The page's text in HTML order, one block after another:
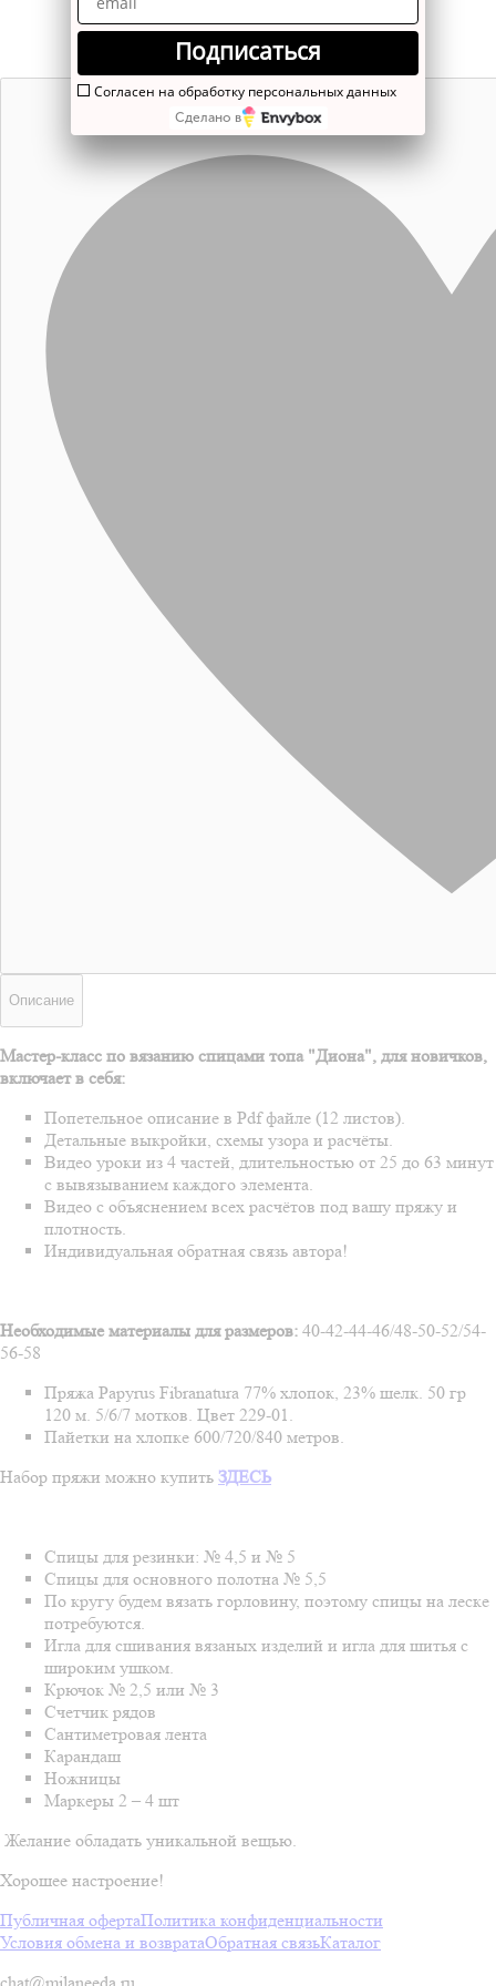
Описание
Мастер-класс по вязанию спицами топа "Диона", для новичков,
включает в себя:
Попетельное описание в Pdf файле (12 листов).
Детальные выкройки, схемы узора и расчёты.
Видео уроки из 4 частей, длительностью от 25 до 63 минут
с вывязыванием каждого элемента.
Видео с объяснением всех расчётов под вашу пряжу и
плотность.
Индивидуальная обратная связь автора!
Необходимые материалы для размеров: 40-42-44-46/48-50-52/54-
56-58
Пряжа Papyrus Fibranatura 77% хлопок, 23% шелк. 50 гр
120 м. 5/6/7 мотков. Цвет 229-01.
Пайетки на хлопке 600/720/840 метров.
Набор пряжи можно купить ЗДЕСЬ
Спицы для резинки: № 4,5 и № 5
Спицы для основного полотна № 5,5
По кругу будем вязать горловину, поэтому спицы на леске
потребуются.
Игла для сшивания вязаных изделий и игла для шитья с
широким ушком.
Крючок № 2,5 или № 3
Счетчик рядов
Сантиметровая лента
Карандаш
Ножницы
Маркеры 2 – 4 шт
Желание обладать уникальной вещью.
Хорошее настроение!
Публичная офертаПолитика конфиденциальности
Условия обмена и возвратаОбратная связьКаталог
chat@milaneeda.ru
Подписаться
Согласен на обработку персональных данных
Сделано в